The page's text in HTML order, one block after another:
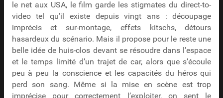
le net aux USA, le film garde les stigmates du direct-to-
video tel qu’il existe depuis vingt ans : découpage
imprécis et sur-montage, effets kitschs, détours
hasardeux du scénario. Mais il propose pour le reste une
belle idée de huis-clos devant se résoudre dans l’espace
et le temps limité d’un trajet de car, alors que s’écoule
peu à peu la conscience et les capacités du héros qui
perd son sang. Même si la mise en scène est trop
imprécise pour correctement l’exploiter, on sent le